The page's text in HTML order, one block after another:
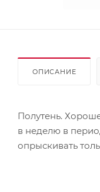
ОПИСАНИЕ
Полутень.
в неделю в
опрыскивать